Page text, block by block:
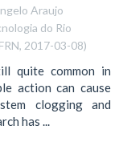
Araujo
do Rio
, 2017-03-08)
quite common in
action can cause
clogging and
has ...